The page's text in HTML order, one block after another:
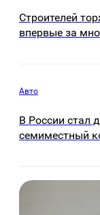
Строителей
впервые за
Авто
В России стал
семиместный